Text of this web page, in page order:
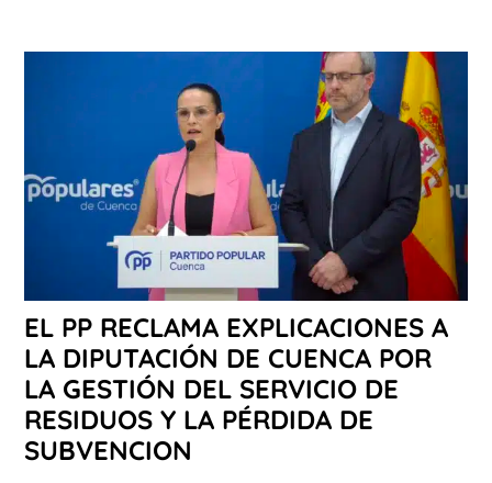
EL PP RECLAMA EXPLICACIONES A
LA DIPUTACIÓN DE CUENCA POR
LA GESTIÓN DEL SERVICIO DE
RESIDUOS Y LA PÉRDIDA DE
SUBVENCION